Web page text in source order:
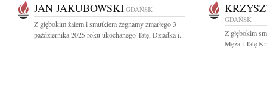
JAN JAKUBOWSKI GDAŃSK
Z głębokim żalem i smutkiem żegnamy zmarłego 3
października 2025 roku ukochanego Tatę, Dziadka i...
GDAŃSK
Z głębokim
Męża i Tatę